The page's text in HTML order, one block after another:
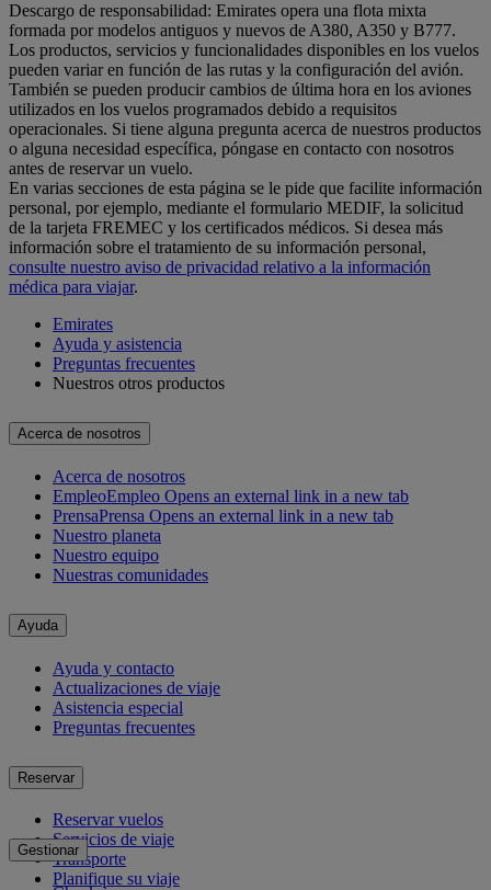
Descargo de responsabilidad: Emirates opera una flota mixta
formada por modelos antiguos y nuevos de A380, A350 y B777.
Los productos, servicios y funcionalidades disponibles en los vuelos
pueden variar en función de las rutas y la configuración del avión.
También se pueden producir cambios de última hora en los aviones
utilizados en los vuelos programados debido a requisitos
operacionales. Si tiene alguna pregunta acerca de nuestros productos
o alguna necesidad específica, póngase en contacto con nosotros
antes de reservar un vuelo.
En varias secciones de esta página se le pide que facilite información
personal, por ejemplo, mediante el formulario MEDIF, la solicitud
de la tarjeta FREMEC y los certificados médicos. Si desea más
información sobre el tratamiento de su información personal,
consulte nuestro aviso de privacidad relativo a la información
médica para viajar.
Emirates
Ayuda y asistencia
Preguntas frecuentes
Nuestros otros productos
Acerca de nosotros
Acerca de nosotros
EmpleoEmpleo Opens an external link in a new tab
PrensaPrensa Opens an external link in a new tab
Nuestro planeta
Nuestro equipo
Nuestras comunidades
Ayuda
Ayuda y contacto
Actualizaciones de viaje
Asistencia especial
Preguntas frecuentes
Reservar
Reservar vuelos
Servicios de viaje
Transporte
Planifique su viaje
Gestionar